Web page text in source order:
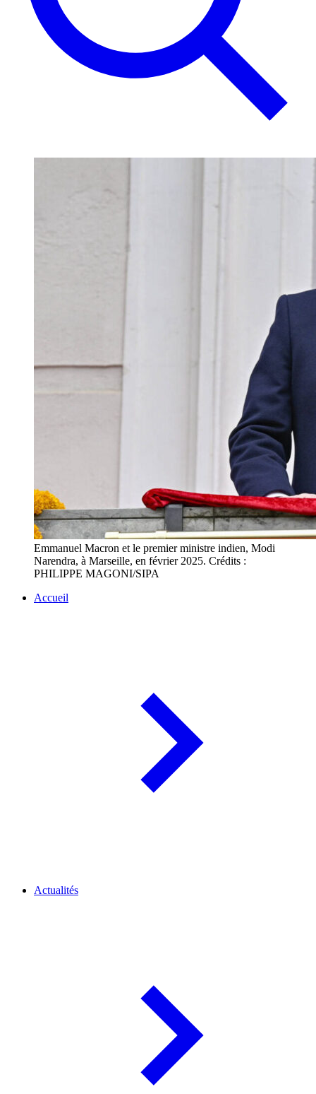
Emmanuel Macron et le premier ministre indien, Modi
Narendra, à Marseille, en février 2025. Crédits :
PHILIPPE MAGONI/SIPA
Accueil
Actualités